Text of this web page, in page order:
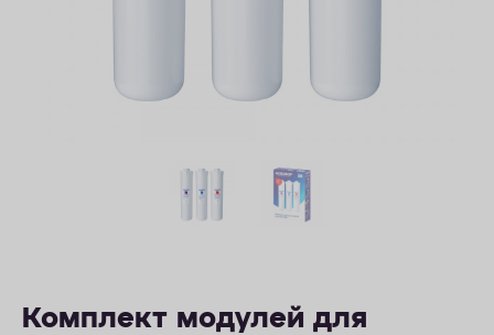
Комплект модулей для